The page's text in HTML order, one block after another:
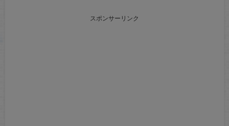
スポンサーリンク